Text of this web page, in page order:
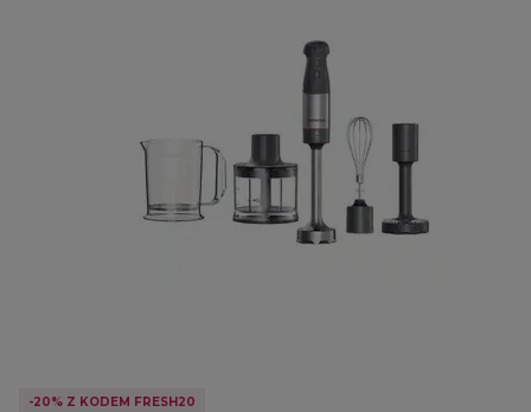
-20% Z KODEM FRESH20